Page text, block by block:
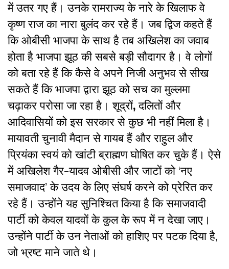
में उतर गए हैं। उनके रामराज्य के नारे के खिलाफ वे
कृष्ण राज का नारा बुलंद कर रहे हैं। जब द्विज कहते हैं
कि ओबीसी भाजपा के साथ है तब अखिलेश का जवाब
होता है भाजपा झूठ की सबसे बड़ी सौदागर है। वे लोगों
को बता रहे हैं कि कैसे वे अपने निजी अनुभव से सीख
सकते हैं कि भाजपा द्वारा झूठ को सच का मुल्लमा
चढ़ाकर परोसा जा रहा है। शूद्रों,दलितों और
आदिवासियों को इस सरकार से कुछ भी नहीं मिला है।
मायावती चुनावी मैदान से गायब हैं और राहुल और
प्रियंका स्वयं को खांटी ब्राह्मण घोषित कर चुके हैं। ऐसे
में अखिलेश गैर-यादव ओबीसी और जाटों को ‘नए
समाजवाद’ के उदय के लिए संघर्ष करने को प्रेरित कर
रहे हैं। उन्होंने यह सुनिश्चित किया है कि समाजवादी
पार्टी को केवल यादवों के कुल के रूप में न देखा जाए।
उन्होंने पार्टी के उन नेताओं को हाशिए पर पटक दिया है,
जो भ्रष्ट माने जाते थे।